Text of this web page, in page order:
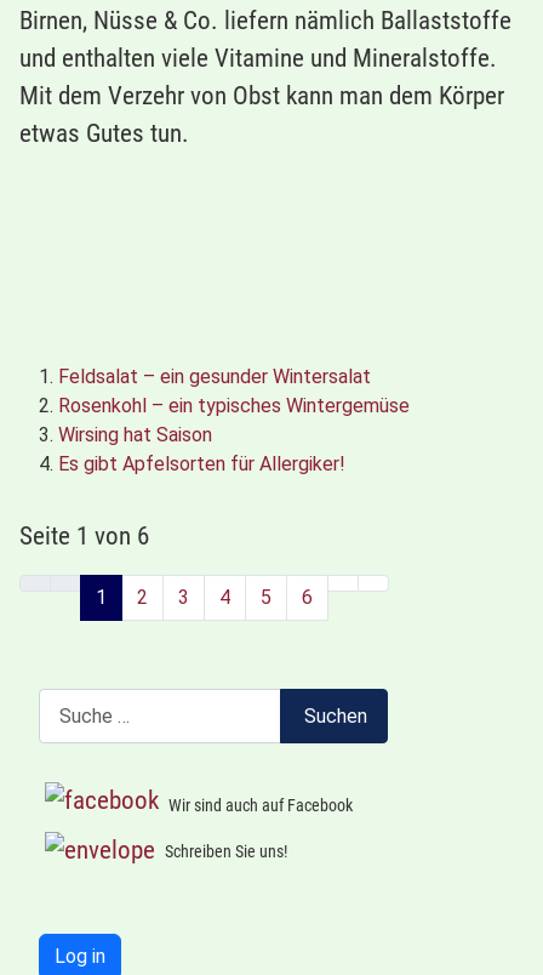
Birnen, Nüsse & Co. liefern nämlich Ballaststoffe
und enthalten viele Vitamine und Mineralstoffe.
Mit dem Verzehr von Obst kann man dem Körper
etwas Gutes tun.
Feldsalat – ein gesunder Wintersalat
Rosenkohl – ein typisches Wintergemüse
Wirsing hat Saison
Es gibt Apfelsorten für Allergiker!
Seite 1 von 6
1 2 3 4 5 6
Suchen
Wir sind auch auf Facebook
Schreiben Sie uns!
Log in